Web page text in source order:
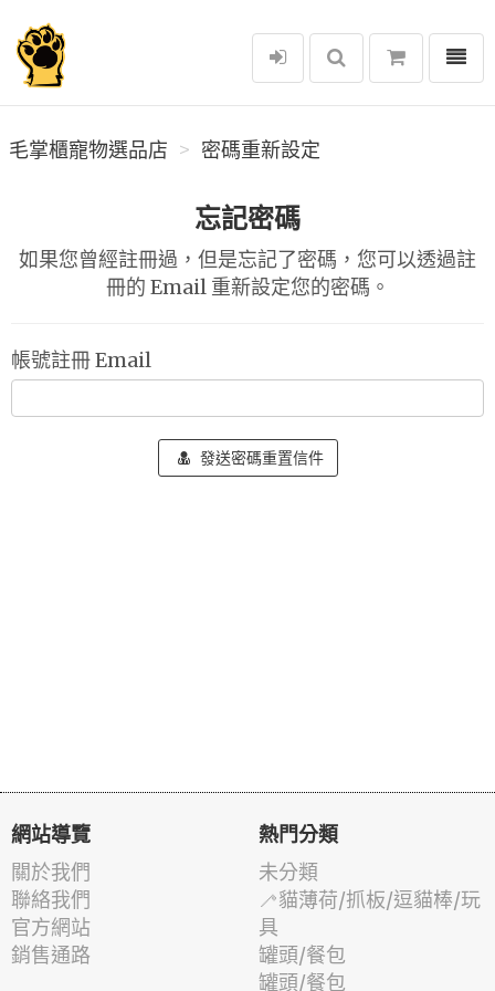
毛掌櫃寵物選品店
選單
毛掌櫃寵物選品店 密碼重新設定
忘記密碼
如果您曾經註冊過，但是忘記了密碼，您可以透過註
冊的 Email 重新設定您的密碼。
帳號註冊 Email
發送密碼重置信件
網站導覽
關於我們
聯絡我們
官方網站
銷售通路
熱門分類
未分類
🦯貓薄荷/抓板/逗貓棒/玩
具
罐頭/餐包
罐頭/餐包